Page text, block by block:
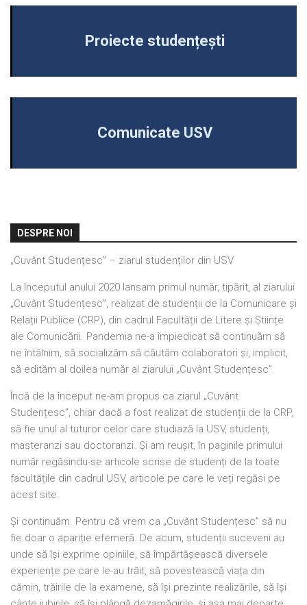
Proiecte studențești
Comunicate USV
DESPRE NOI
„Cuvânt Studențesc” – ziarul studenților din USV
La începutul anului 2020 lansam primul număr, tipărit, al ziarului
„Cuvânt Studențesc”, realizat de studenții de la Comunicare și
Relații Publice (CRP), din cadrul Facultății de Litere și Științe
ale Comunicării. Pandemia ne-a împiedicat să continuăm să
ne întâlnim, să socializăm să căutăm colaboratori și, implicit,
să edităm al doilea număr al ziarului „Cuvânt Studențesc”.
Încă de la început ne-am propus ca ziarul „Cuvânt
Studențesc”, chiar dacă a fost realizat de studenții de la CRP,
să fie unul al tuturor celor care studiază la USV, studenți,
masteranzi sau doctoranzi. Și am reușit, în paginile primului
număr regăsindu-se articole scrise de studenți de la toate
facultățile din cadrul USV, articole pe care le veți regăsi pe
acest site.
Și continuăm. Pentru că vrem ca „Cuvânt Studențesc” să nu
fie doar o apariție efemeră. De acum, studenții suceveni au
unde să își exprime opiniile, să împărtășească diversele
experiențe pe care le-au trăit, să povestească viața din
cămin, trăirile de la examene, să își prezinte realizările, să își